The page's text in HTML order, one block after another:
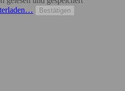
Bestätigen